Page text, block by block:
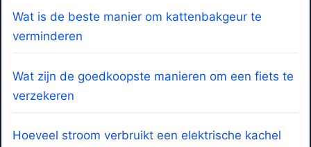
Wat is de beste manier om kattenbakgeur te
verminderen
Wat zijn de goedkoopste manieren om een fiets te
verzekeren
Hoeveel stroom verbruikt een elektrische kachel